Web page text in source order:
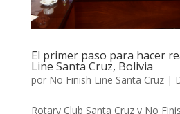
El primer paso para hacer
Line Santa Cruz, Bolivia
por No Finish Line Santa Cruz|
Rotary Club Santa Cruz y No